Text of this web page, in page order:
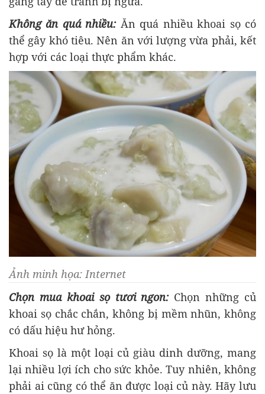
Không ăn quá nhiều: Ăn quá nhiều khoai sọ có
thể gây khó tiêu. Nên ăn với lượng vừa phải, kết
hợp với các loại thực phẩm khác.
Ảnh minh họa: Internet
Chọn mua khoai sọ tươi ngon:Chọn những củ
khoai sọ chắc chắn, không bị mềm nhũn, không
có dấu hiệu hư hỏng.
Khoai sọ là một loại củ giàu dinh dưỡng, mang
lại nhiều lợi ích cho sức khỏe. Tuy nhiên, không
phải ai cũng có thể ăn được loại củ này. Hãy lưu